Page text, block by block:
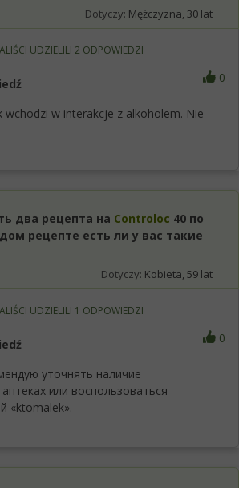
Dotyczy: Mężczyzna, 30 lat
UDZIELILI 2 ODPOWIEDZI
0
wchodzi w interakcje z alkoholem. Nie
два рецепта на Controloc 40 по
рецепте есть ли у вас такие
Dotyczy: Kobieta, 59 lat
UDZIELILI 1 ODPOWIEDZI
0
уточнять наличие
или воспользоваться
«ktomalek».